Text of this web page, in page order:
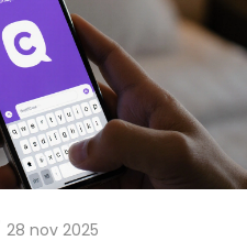
28 nov 2025